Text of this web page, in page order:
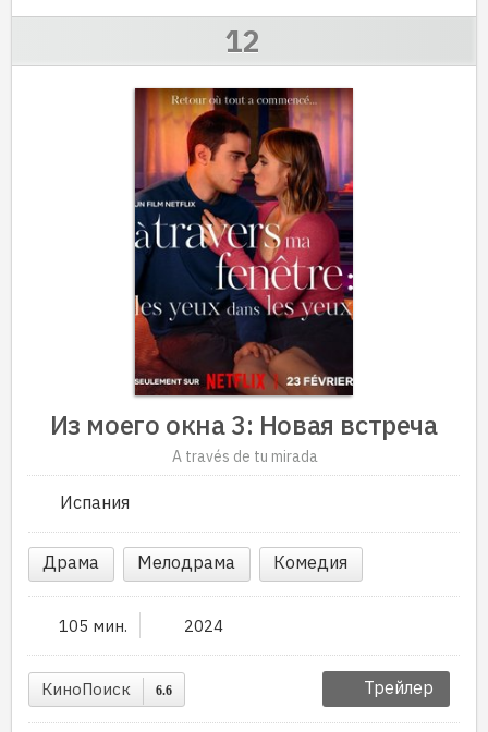
Из моего окна 3: Новая встреча
A través de tu mirada
Испания
Драма Мелодрама Комедия
105 мин. 2024
КиноПоиск 6.6 Трейлер